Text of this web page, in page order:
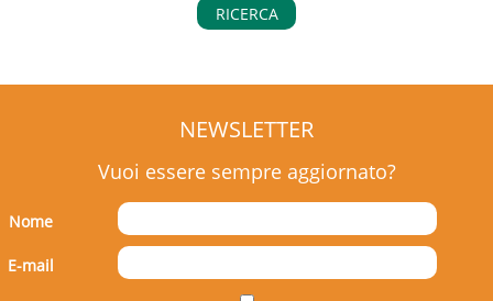
RICERCA
NEWSLETTER
Vuoi essere sempre aggiornato?
Nome
E-mail